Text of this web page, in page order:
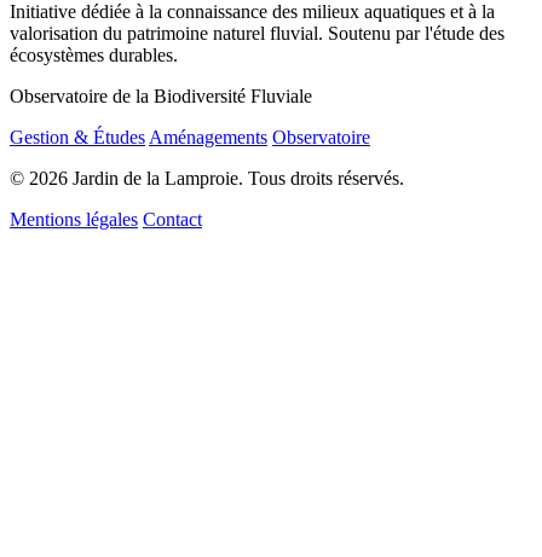
Initiative dédiée à la connaissance des milieux aquatiques et à la
valorisation du patrimoine naturel fluvial. Soutenu par l'étude des
écosystèmes durables.
Observatoire de la Biodiversité Fluviale
Gestion & Études Aménagements Observatoire
© 2026 Jardin de la Lamproie. Tous droits réservés.
Mentions légales Contact